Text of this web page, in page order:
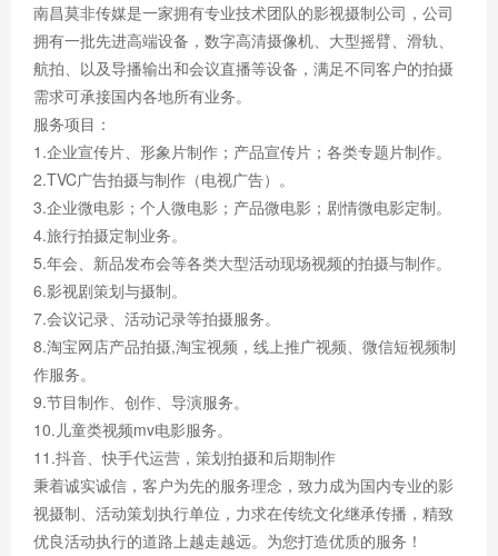
南昌莫非传媒是一家拥有专业技术团队的影视摄制公司，公司
拥有一批先进高端设备，数字高清摄像机、大型摇臂、滑轨、
航拍、以及导播输出和会议直播等设备，满足不同客户的拍摄
需求可承接国内各地所有业务。
服务项目：
1.企业宣传片、形象片制作；产品宣传片；各类专题片制作。
2.TVC广告拍摄与制作（电视广告）。
3.企业微电影；个人微电影；产品微电影；剧情微电影定制。
4.旅行拍摄定制业务。
5.年会、新品发布会等各类大型活动现场视频的拍摄与制作。
6.影视剧策划与摄制。
7.会议记录、活动记录等拍摄服务。
8.淘宝网店产品拍摄,淘宝视频，线上推广视频、微信短视频制
作服务。
9.节目制作、创作、导演服务。
10.儿童类视频mv电影服务。
11.抖音、快手代运营，策划拍摄和后期制作
秉着诚实诚信，客户为先的服务理念，致力成为国内专业的影
视摄制、活动策划执行单位，力求在传统文化继承传播，精致
优良活动执行的道路上越走越远。为您打造优质的服务！